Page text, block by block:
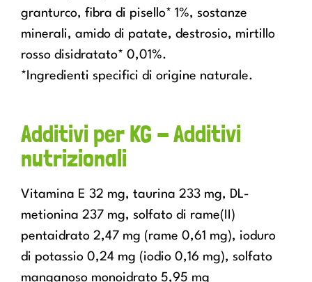
granturco, fibra di pisello* 1%, sostanze
minerali, amido di patate, destrosio, mirtillo
rosso disidratato* 0,01%.
*Ingredienti specifici di origine naturale.
Additivi per KG - Additivi
nutrizionali
Vitamina E 32 mg, taurina 233 mg, DL-
metionina 237 mg, solfato di rame(II)
pentaidrato 2,47 mg (rame 0,61 mg), ioduro
di potassio 0,24 mg (iodio 0,16 mg), solfato
manganoso monoidrato 5,95 mg